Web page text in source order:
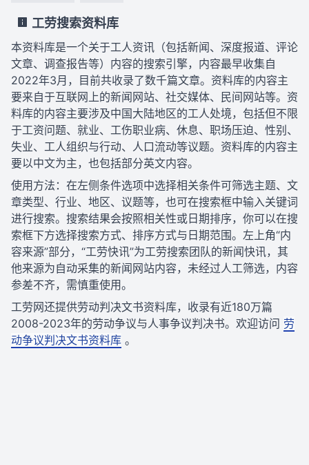
工劳搜索资料库
本资料库是一个关于工人资讯（包括新闻、深度报道、评论
文章、调查报告等）内容的搜索引擎，内容最早收集自
2022年3月，目前共收录了数千篇文章。资料库的内容主
要来自于互联网上的新闻网站、社交媒体、民间网站等。资
料库的内容主要涉及中国大陆地区的工人处境，包括但不限
于工资问题、就业、工伤职业病、休息、职场压迫、性别、
失业、工人组织与行动、人口流动等议题。资料库的内容主
要以中文为主，也包括部分英文内容。
使用方法：在左侧条件选项中选择相关条件可筛选主题、文
章类型、行业、地区、议题等，也可在搜索框中输入关键词
进行搜索。搜索结果会按照相关性或日期排序，你可以在搜
索框下方选择搜索方式、排序方式与日期范围。左上角“内
容来源”部分，“工劳快讯”为工劳搜索团队的新闻快讯，其
他来源为自动采集的新闻网站内容，未经过人工筛选，内容
参差不齐，需慎重使用。
工劳网还提供劳动判决文书资料库，收录有近180万篇
2008-2023年的劳动争议与人事争议判决书。欢迎访问 劳
动争议判决文书资料库 。